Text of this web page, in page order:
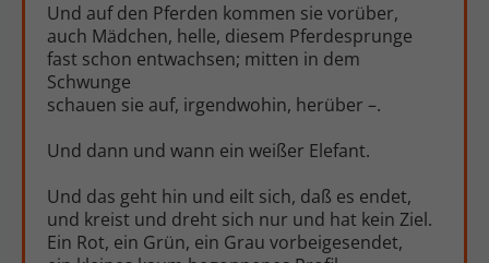
Und auf den Pferden kommen sie vorüber,
auch Mädchen, helle, diesem Pferdesprunge
fast schon entwachsen; mitten in dem
Schwunge
schauen sie auf, irgendwohin, herüber –.
Und dann und wann ein weißer Elefant.
Und das geht hin und eilt sich, daß es endet,
und kreist und dreht sich nur und hat kein Ziel.
Ein Rot, ein Grün, ein Grau vorbeigesendet,